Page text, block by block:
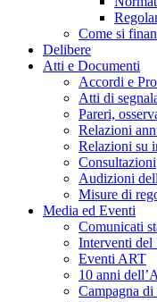
Come si
Delibere
Atti e Documenti
Accordi e
Atti di
Pareri,
Relazioni
Relazioni su
Consultazioni
Audizioni
Misure di
Media ed Eventi
Comunicati
Interventi del
Eventi ART
10 anni
Campagna di